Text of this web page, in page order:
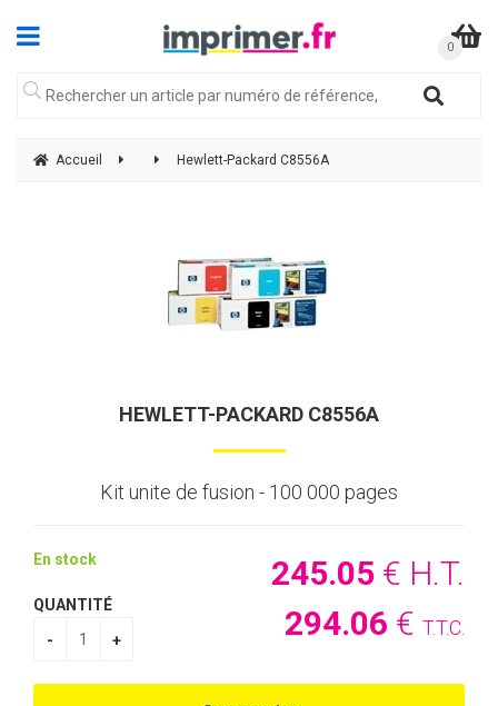
Accueil Hewlett-Packard C8556A
HEWLETT-PACKARD C8556A
Kit unite de fusion - 100 000 pages
245.05 € H.T.
294.06 € T.T.C.
En stock
QUANTITÉ